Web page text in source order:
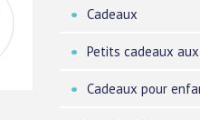
Cadeaux
Petits cadeaux
Cadeaux pour